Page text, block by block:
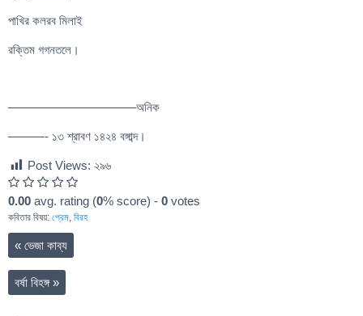
পাখির কলরব মিলাই
রক্তিম গগনতলে।
——————————–অনিক
———- ১৩ শ্রাবণ ১৪২৪ বঙ্গাব্দ।
Post Views: ২৯৬
0.00 avg. rating (0% score) - 0 votes
কবিতার বিষয়: প্রেম বিরহ
« ভেজা কাব্য
বর্ষা বিহঙ্গ»